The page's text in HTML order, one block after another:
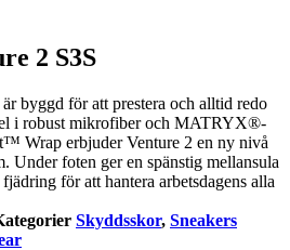
2 S3S
byggd för att prestera och alltid redo
i robust mikrofiber och MATRYX®-
Wrap erbjuder Venture 2 en ny nivå
Under foten ger en spänstig mellansula
för att hantera arbetsdagens alla
Skyddsskor, Sneakers